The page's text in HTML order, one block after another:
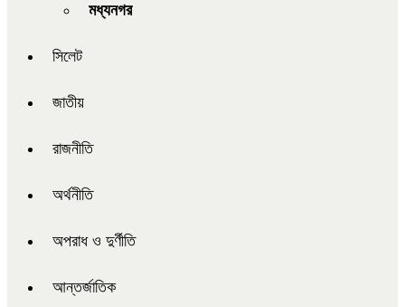
মধ্যনগর
সিলেট
জাতীয়
রাজনীতি
অর্থনীতি
অপরাধ ও দুর্ণীতি
আন্তর্জাতিক